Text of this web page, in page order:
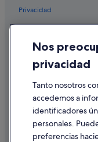
Hoteles con spa en Costa
Vime hoteles en Costa
Hoteles para bodas en
Apartoteles en San
Nh Hotels en Costa
Hoteles de 4 estrellas
Hoteles cerca de Parque
Hoteles históricos en
Privacidad
Condiciones de uso
Información legal/contacto
Pautas sobre el
Ayuda
Nos
privacidad
Tanto nosotros
accedemos a
identificadores
personales.
preferencias